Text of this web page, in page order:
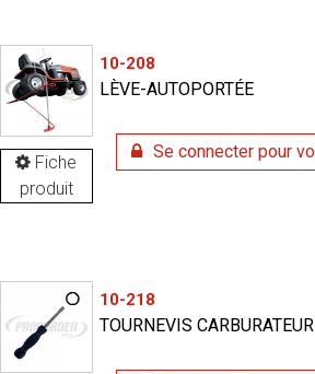
Fiche
produit
10-208
LÈVE-AUTOPORTÉE
Se connecter pour
10-218
TOURNEVIS